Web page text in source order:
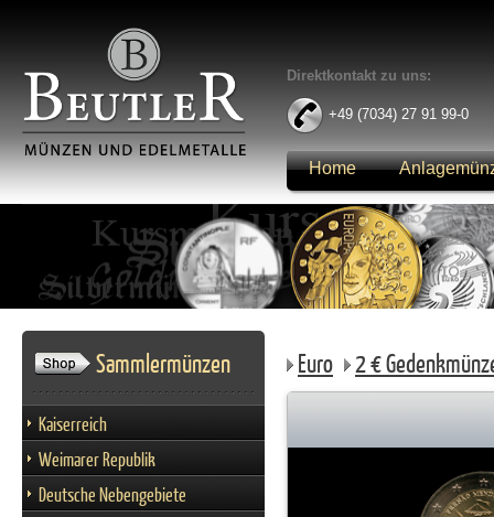
Direktkontakt zu uns:
+49 (7034) 27 91 99-0
Home
Anmelden
Sammlermünzen
Kaiserreich
Weimarer Republik
Deutsche Nebengebiete
Euro 2 €